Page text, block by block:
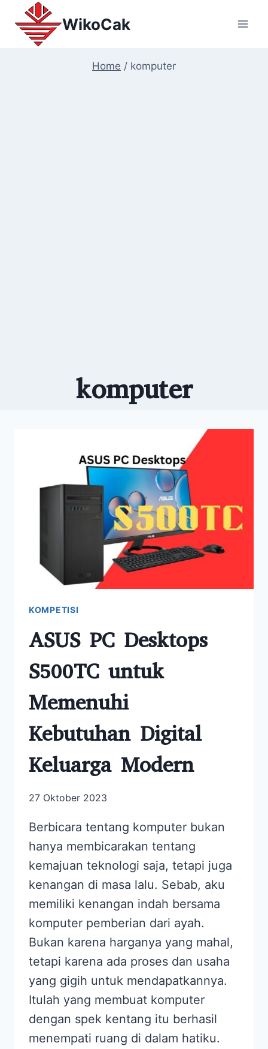
content
WikoCak
Home / komputer
komputer
KOMPETISI
ASUS PC Desktops
S500TC untuk
Memenuhi
Kebutuhan Digital
Keluarga Modern
27 Oktober 2023
Berbicara tentang komputer bukan
hanya membicarakan tentang
kemajuan teknologi saja, tetapi juga
kenangan di masa lalu. Sebab, aku
memiliki kenangan indah bersama
komputer pemberian dari ayah.
Bukan karena harganya yang mahal,
tetapi karena ada proses dan usaha
yang gigih untuk mendapatkannya.
Itulah yang membuat komputer
dengan spek kentang itu berhasil
menempati ruang di dalam hatiku.